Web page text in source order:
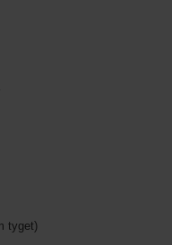
tyget)